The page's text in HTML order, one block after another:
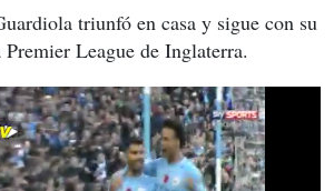
triunfó en casa y sigue con su
League de Inglaterra.